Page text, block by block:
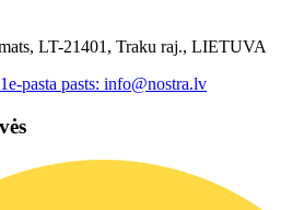
LT-21401, Traku raj., LIETUVA
e-pasta pasts: info@nostra.lv